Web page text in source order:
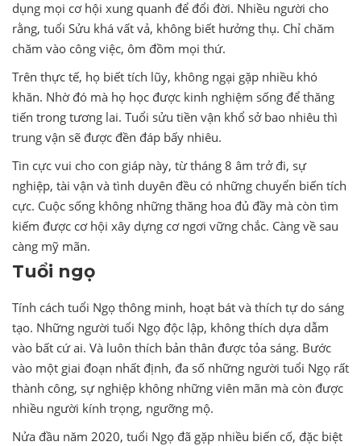
dụng mọi cơ hội xung quanh để đổi đời. Nhiều người cho
rằng, tuổi Sửu khá vất vả, không biết hưởng thụ. Chỉ chăm
chăm vào công việc, ôm đồm mọi thứ.
Trên thực tế, họ biết tích lũy, không ngại gặp nhiều khó
khăn. Nhờ đó mà họ học được kinh nghiệm sống để thăng
tiến trong tương lai. Tuổi sửu tiền vận khổ sở bao nhiêu thì
trung vận sẽ được đền đáp bấy nhiêu.
Tin cực vui cho con giáp này, từ tháng 8 âm trở đi, sự
nghiệp, tài vận và tình duyên đều có những chuyển biến tích
cực. Cuộc sống không những thăng hoa đủ đầy mà còn tìm
kiếm được cơ hội xây dựng cơ ngơi vững chắc. Càng về sau
càng mỹ mãn.
Tuổi ngọ
Tính cách tuổi Ngọ thông minh, hoạt bát và thích tự do sáng
tạo. Những người tuổi Ngọ độc lập, không thích dựa dẫm
vào bất cứ ai. Và luôn thích bản thân được tỏa sáng. Bước
vào một giai đoạn nhất định, đa số những người tuổi Ngọ rất
thành công, sự nghiệp không những viên mãn mà còn được
nhiều người kính trọng, ngưỡng mộ.
Nửa đầu năm 2020, tuổi Ngọ đã gặp nhiều biến cố, đặc biệt